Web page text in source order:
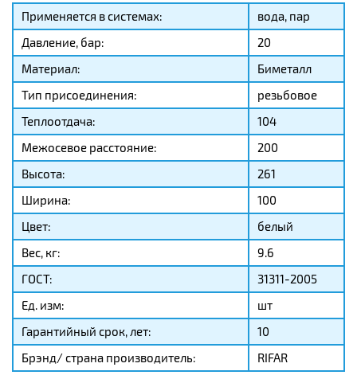
Применяется в системах:
вода, пар
Давление, бар:
20
Материал:
Биметалл
Тип присоединения:
резьбовое
Теплоотдача:
104
Межосевое расстояние:
200
Высота:
261
Ширина:
100
Цвет:
белый
Вес, кг:
9.6
ГОСТ:
31311-2005
Ед. изм:
шт
Гарантийный срок, лет:
10
Брэнд/ страна производитель:
RIFAR